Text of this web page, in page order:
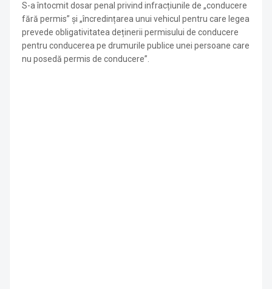
S-a întocmit dosar penal privind infracțiunile de „conducere
fără permis” și „încredințarea unui vehicul pentru care legea
prevede obligativitatea deținerii permisului de conducere
pentru conducerea pe drumurile publice unei persoane care
nu posedă permis de conducere”.